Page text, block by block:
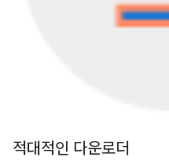
적대적인 다운로더